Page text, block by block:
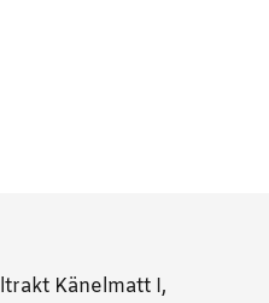
Känelmatt I,